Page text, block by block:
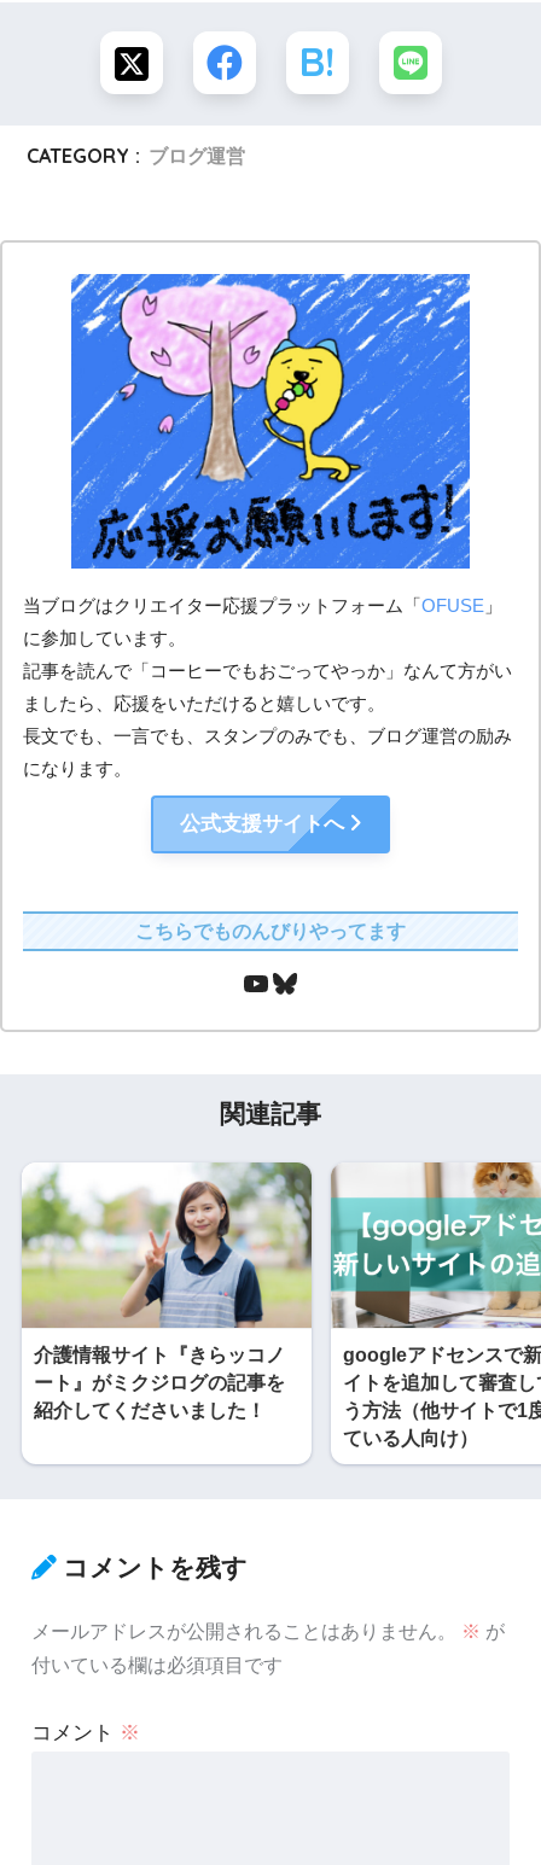
CATEGORY : ブログ運営
当ブログはクリエイター応援プラットフォーム「OFUSE 」
に参加しています。
記事を読んで「コーヒーでもおごってやっか」なんて方がい
ましたら、応援をいただけると嬉しいです。
長文でも、一言でも、スタンプのみでも、ブログ運営の励み
になります。
公式支援サイトへ
こちらでものんびりやってます
関連記事
介護情報サイト『きらッコノ
ート』がミクジログの記事を
紹介してくださいました！
googleアドセンスで
イトを追加して審査し
う方法（他サイトで1
ている人向け）
コメントを残す
メールアドレスが公開されることはありません。 ※ が
付いている欄は必須項目です
コメント ※